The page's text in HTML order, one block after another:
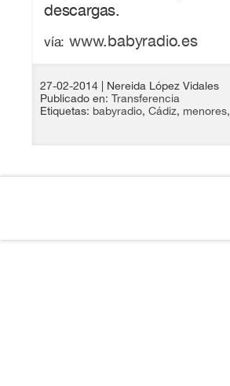
descargas.
vía: www.babyradio.es
27-02-2014
| Nereida López Vidales
Publicado en: Transferencia
Etiquetas: babyradio, Cádiz, menores,